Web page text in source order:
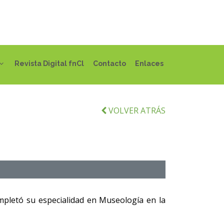
Revista Digital fnCl Contacto Enlaces
VOLVER ATRÁS
su especialidad en Museología en la